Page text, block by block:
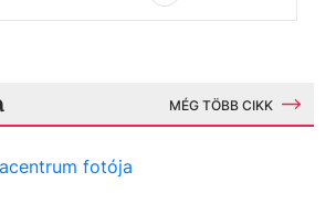
MÉG TÖBB CIKK